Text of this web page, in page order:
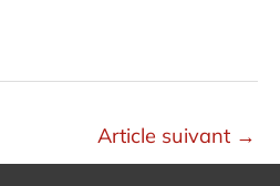
Article suivant →